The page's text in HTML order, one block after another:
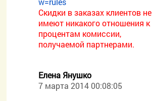
Скидки в заказах клиентов не
имеют никакого отношения к
процентам комиссии,
получаемой партнерами.
Елена Янушко
7 марта 2014 00:08:05